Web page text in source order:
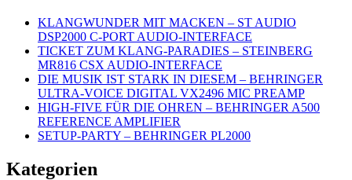
KLANGWUNDER MIT MACKEN – ST AUDIO
DSP2000 C-PORT AUDIO-INTERFACE
TICKET ZUM KLANG-PARADIES – STEINBERG
MR816 CSX AUDIO-INTERFACE
DIE MUSIK IST STARK IN DIESEM – BEHRINGER
ULTRA-VOICE DIGITAL VX2496 MIC PREAMP
HIGH-FIVE FÜR DIE OHREN – BEHRINGER A500
REFERENCE AMPLIFIER
SETUP-PARTY – BEHRINGER PL2000
Kategorien